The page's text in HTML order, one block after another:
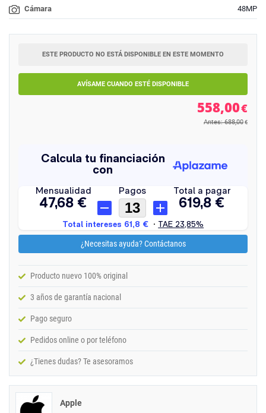
Cámara 48MP
ESTE PRODUCTO NO ESTÁ DISPONIBLE EN ESTE MOMENTO
AVÍSAME CUANDO ESTÉ DISPONIBLE
558,00€
Antes: 688,00 €
¿Necesitas ayuda? Contáctanos
Producto nuevo 100% original
3 años de garantía nacional
Pago seguro
Pedidos online o por teléfono
¿Tienes dudas? Te asesoramos
Apple